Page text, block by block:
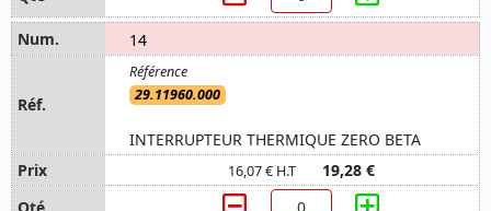
14
29.11960.000
INTERRUPTEUR THERMIQUE ZERO BETA
16,07 € H.T 19,28 €